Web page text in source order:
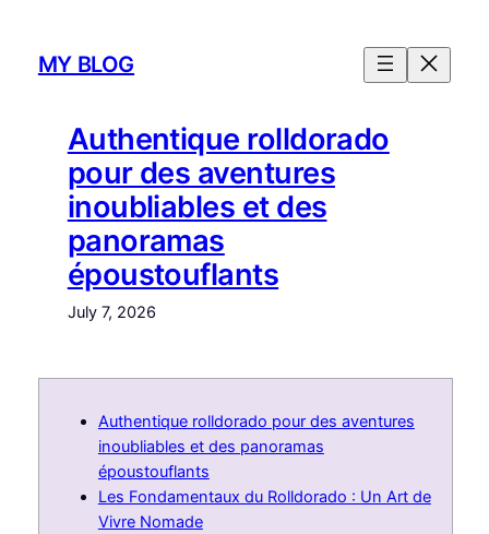
contentMY BLOG
Authentique rolldorado
pour des aventures
inoubliables et des
panoramas
époustouflants
July 7, 2026
Authentique rolldorado pour des aventures
inoubliables et des panoramas
époustouflants
Les Fondamentaux du Rolldorado : Un Art de
Vivre Nomade